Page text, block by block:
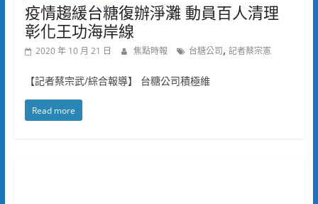
疫情趨緩台糖復辦淨灘 動員百人清理
彰化王功海岸線
2020 年 10 月 21 日 焦點時報 台糖公司, 記者蔡宗憲
【記者蔡宗武/綜合報導】 台糖公司積極維
Read more